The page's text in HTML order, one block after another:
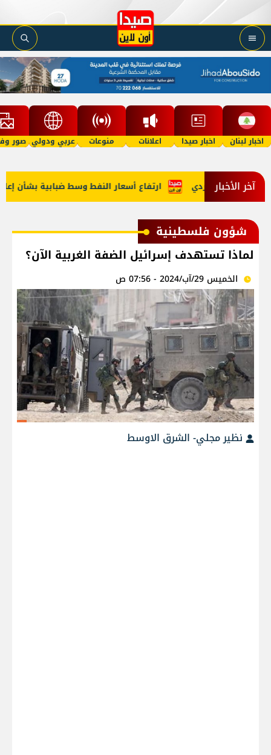
اخبار لبنان اخبار صيدا اعلانات منوعات عربي ودولي صور
آخر الأخبار ارتفاع أسعار النفط وسط ضبابية بشأن إعادة فتح مضيق إشكال فردي
شؤون فلسطينية
لماذا تستهدف إسرائيل الضفة الغربية الآن؟
الخميس 29/آب/2024 - 07:56 ص
نظير مجلي- الشرق الاوسط